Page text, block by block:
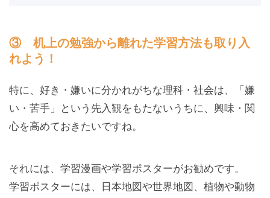
③ 机上の勉強から離れた学習方法も取り入
れよう！
特に、好き・嫌いに分かれがちな理科・社会は、「嫌
い・苦手」という先入観をもたないうちに、興味・関
心を高めておきたいですね。
それには、学習漫画や学習ポスターがお勧めです。
学習ポスターには、日本地図や世界地図、植物や動物